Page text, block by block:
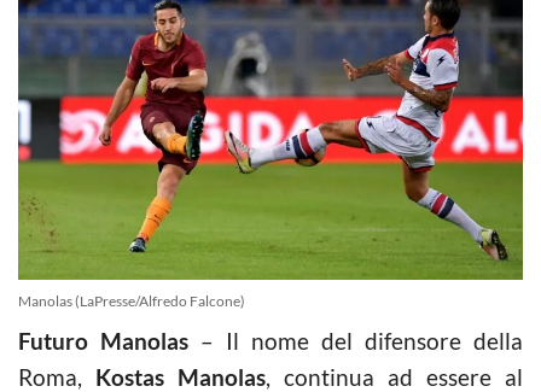
Manolas (LaPresse/Alfredo Falcone)
Futuro Manolas – Il nome del difensore della
Roma, Kostas Manolas, continua ad essere al